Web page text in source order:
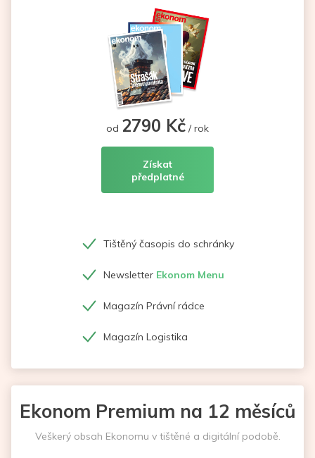
od 2790 Kč / rok
Získat
předplatné
Tištěný časopis do schránky
Newsletter Ekonom Menu
Magazín Právní rádce
Magazín Logistika
Ekonom Premium na 12 měsíců
Veškerý obsah Ekonomu v tištěné a digitální podobě.